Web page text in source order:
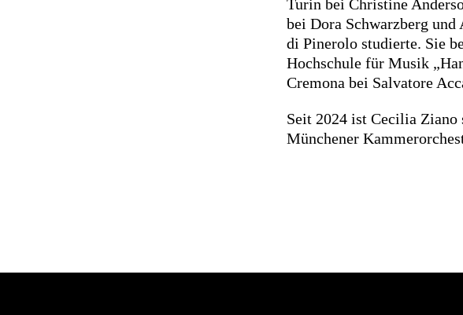
Turin bei Christine
bei Dora Schwarzberg
di Pinerolo studierte. Sie
Hochschule für Musik
Cremona bei Salvatore
Seit 2024 ist Cecilia
Münchener